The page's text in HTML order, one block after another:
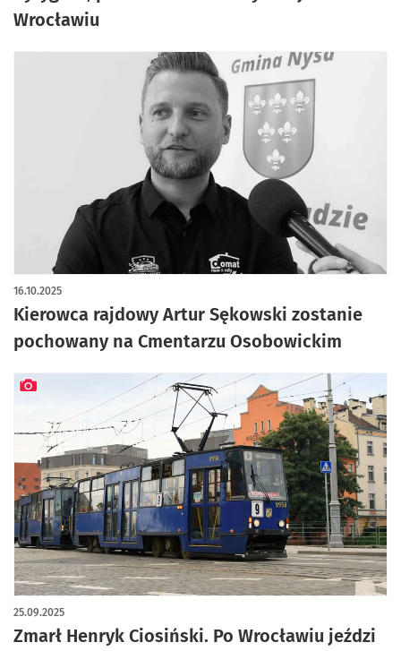
Wrocławiu
Kierowca rajdowy Artur Sękowski zostanie
pochowany na Cmentarzu Osobowickim
16.10.2025
Zmarł Henryk Ciosiński. Po Wrocławiu jeździ
25.09.2025
artykuł z galerią zdjęć